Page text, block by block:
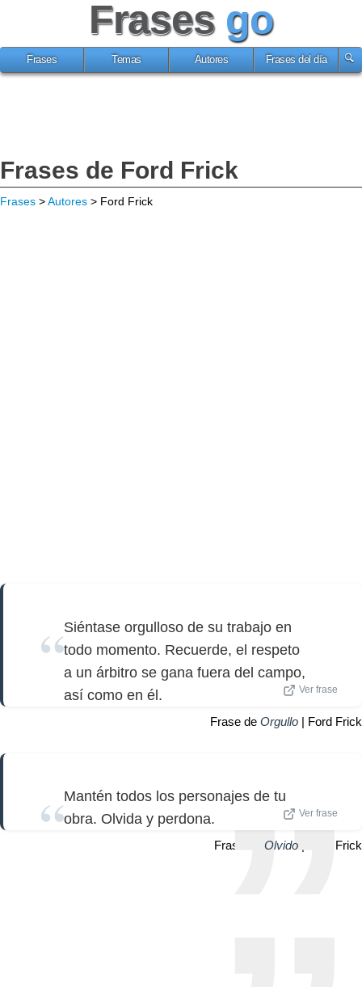
Frases go
Frases Temas Autores Frases del día
Frases de Ford Frick
Frases >Autores > Ford Frick
Siéntase orgulloso de su trabajo en
todo momento. Recuerde, el respeto
a un árbitro se gana fuera del campo,
así como en él.
Ver frase
Frase de Orgullo | Ford Frick
Mantén todos los personajes de tu
obra. Olvida y perdona.
Ver frase
Frase de Olvido | Ford Frick